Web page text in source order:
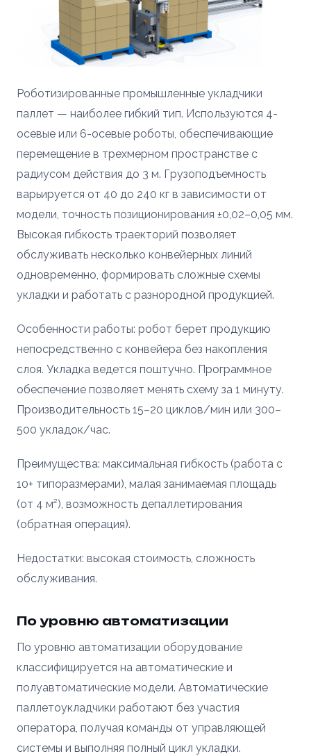
Роботизированные промышленные укладчики
паллет — наиболее гибкий тип. Используются 4-
осевые или 6-осевые роботы, обеспечивающие
перемещение в трехмерном пространстве с
радиусом действия до 3 м. Грузоподъемность
варьируется от 40 до 240 кг в зависимости от
модели, точность позиционирования ±0,02–0,05 мм.
Высокая гибкость траекторий позволяет
обслуживать несколько конвейерных линий
одновременно, формировать сложные схемы
укладки и работать с разнородной продукцией.
Особенности работы: робот берет продукцию
непосредственно с конвейера без накопления
слоя. Укладка ведется поштучно. Программное
обеспечение позволяет менять схему за 1 минуту.
Производительность 15–20 циклов/мин или 300–
500 укладок/час.
Преимущества: максимальная гибкость (работа с
10+ типоразмерами), малая занимаемая площадь
(от 4 м²), возможность депаллетирования
(обратная операция).
Недостатки: высокая стоимость, сложность
обслуживания.
По уровню автоматизации
По уровню автоматизации оборудование
классифицируется на автоматические и
полуавтоматические модели. Автоматические
паллетоукладчики работают без участия
оператора, получая команды от управляющей
системы и выполняя полный цикл укладки.